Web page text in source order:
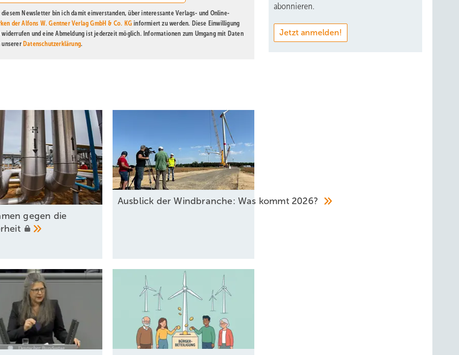
diesem Newsletter bin ich damit einverstanden, über interessante Verlags- und Online-
der Alfons W. Gentner Verlag GmbH & Co. KG informiert zu werden. Diese Einwilligung
widerrufen und eine Abmeldung ist jederzeit möglich. Informationen zum Umgang mit Daten
unserer Datenschutzerklärung.
gegen die
Ausblick der Windbranche: Was kommt 2026?
abonnieren.
Jetzt anmelden!